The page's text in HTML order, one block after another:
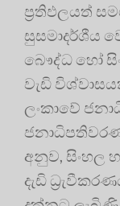
ප්‍රතිඵලයත්
සුසමාදර්ශීය
බෞද්ධ හෝ
වැඩි
ලංකාවේ
අනුව, සිංහල
දැඩි